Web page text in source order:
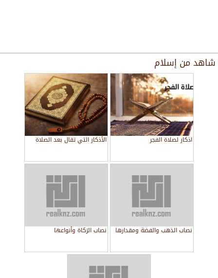
شاهد من إسلام
اذكار لصلاة الفجر الأذكار التي تقال بعد الصلاة
نصاب الذهب والفضة ومقدارها نصاب الزكاة وأنواعها